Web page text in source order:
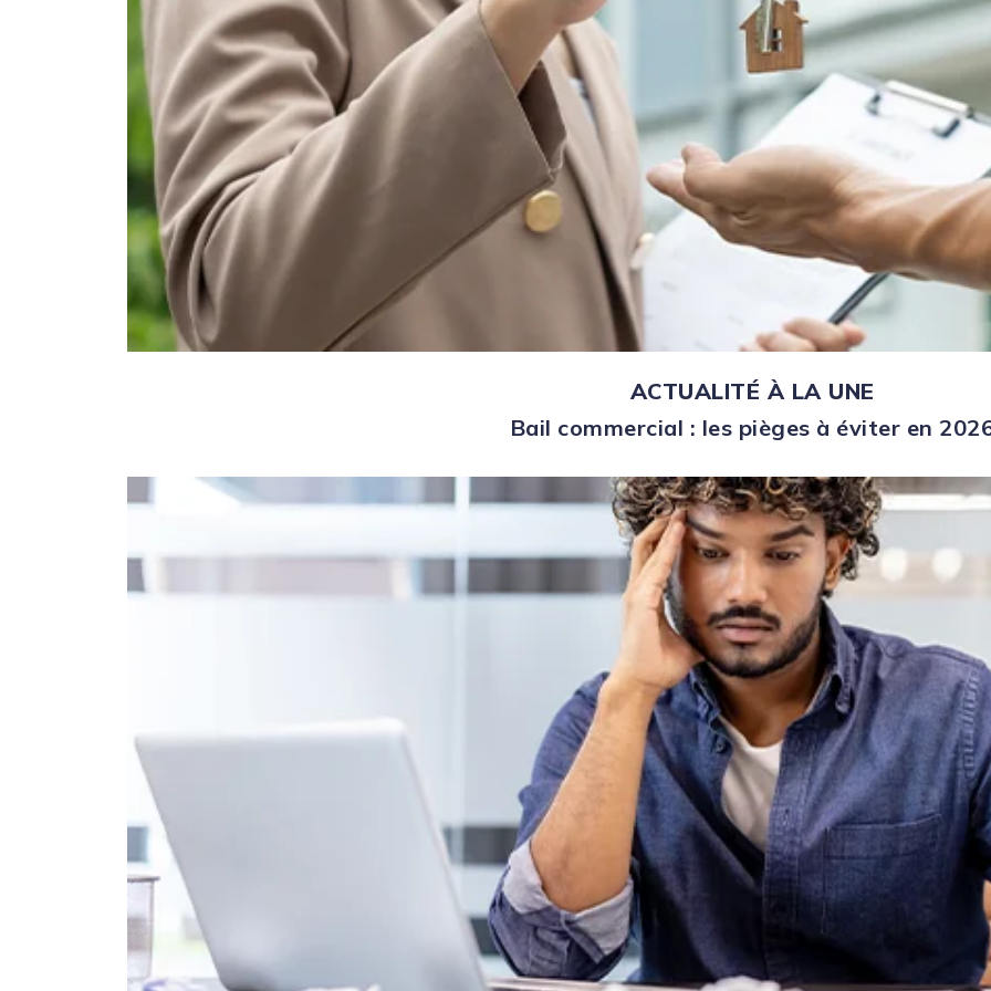
ACTUALITÉ À LA UNE
Bail commercial : les pièges à éviter en